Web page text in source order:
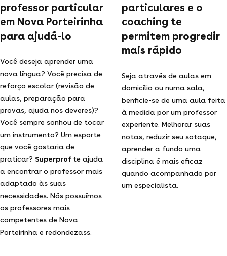
professor particular
em Nova Porteirinha
para ajudá-lo
Você deseja aprender uma
nova língua? Você precisa de
reforço escolar (revisão de
aulas, preparação para
provas, ajuda nos deveres)?
Você sempre sonhou de tocar
um instrumento? Um esporte
que você gostaria de
praticar? Superprof te ajuda
a encontrar o professor mais
adaptado às suas
necessidades. Nós possuímos
os professores mais
competentes de Nova
Porteirinha e redondezass.
particulares e o
coaching te
permitem progredir
mais rápido
Seja através de aulas em
domicílio ou numa sala,
benficie-se de uma aula feita
à medida por um professor
experiente. Melhorar suas
notas, reduzir seu sotaque,
aprender a fundo uma
disciplina é mais eficaz
quando acompanhado por
um especialista.